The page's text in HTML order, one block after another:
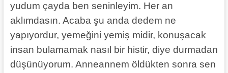
yudum çayda ben seninleyim. Her an
aklımdasın. Acaba şu anda dedem ne
yapıyordur, yemeğini yemiş midir, konuşacak
insan bulamamak nasıl bir histir, diye durmadan
düşünüyorum. Anneannem öldükten sonra sen